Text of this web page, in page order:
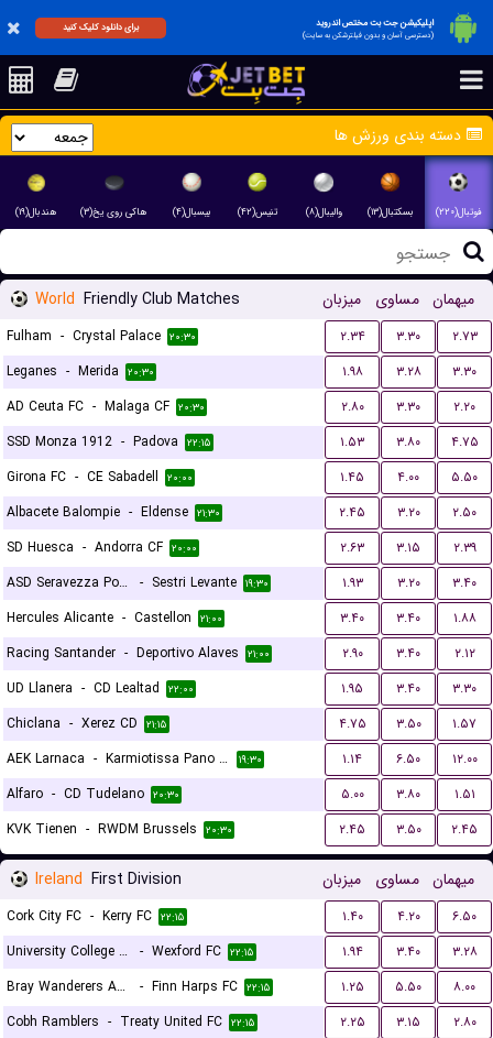
اپلیکیشن جت بت مختص اندروید
(دسترسی آسان و بدون فیلترشکن به سایت)
برای دانلود کلیک کنید
دسته بندی ورزش ها
فوتبال(۲۲۰) بسکتبال(۱۳) والیبال(۸) تنیس(۴۲) بیسبال(۴) هاکی روی یخ(۳) هندبال(۱۹)
World Friendly Club Matches میزبان مساوی میهمان
Fulham - Crystal Palace ۲۰:۳۰ ۲.۳۴ ۳.۳۰
۲.۷۳
Leganes - Merida ۲۰:۳۰ ۱.۹۸ ۳.۲۸
۳.۳۰
AD Ceuta FC - Malaga CF ۲۰:۳۰ ۲.۸۰ ۳.۳۰
۲.۲۰
SSD Monza 1912 - Padova ۲۲:۱۵ ۱.۵۳ ۳.۸۰
۴.۷۵
Girona FC - CE Sabadell ۲۰:۰۰ ۱.۴۵ ۴.۰۰
۵.۵۰
Albacete Balompie - Eldense ۲۱:۳۰ ۲.۴۵ ۳.۲۰
۲.۵۰
SD Huesca - Andorra CF ۲۰:۰۰ ۲.۶۳ ۳.۱۵
۲.۳۹
ASD Seravezza Pozzi Calcio
- Sestri Levante ۱۹:۳۰ ۱.۹۳ ۳.۲۰
۳.۴۰
Hercules Alicante - Castellon ۲۱:۰۰ ۳.۴۰ ۳.۴۰
۱.۸۸
Racing Santander - Deportivo Alaves ۲۱:۰۰ ۲.۹۰ ۳.۴۰
۲.۱۲
UD Llanera - CD Lealtad ۲۲:۰۰ ۱.۹۵ ۳.۴۰
۳.۳۰
Chiclana - Xerez CD ۲۱:۱۵ ۴.۷۵ ۳.۵۰
۱.۵۷
AEK Larnaca - Karmiotissa Pano Polemidion ۱۹:۳۰ ۱.۱۴ ۶.۵۰
۱۲.۰۰
Alfaro - CD Tudelano ۲۰:۳۰ ۵.۰۰ ۳.۸۰
۱.۵۱
KVK Tienen - RWDM Brussels ۲۰:۳۰ ۲.۴۵ ۳.۵۰ ۲.۴۵
Ireland First Division میزبان مساوی میهمان
Cork City FC - Kerry FC ۲۲:۱۵ ۱.۴۰ ۴.۲۰
۶.۵۰
University College Dublin FC
- Wexford FC ۲۲:۱۵ ۱.۹۴ ۳.۴۰
۳.۲۸
Bray Wanderers AFC
- Finn Harps FC ۲۲:۱۵ ۱.۲۵ ۵.۵۰
۸.۰۰
Cobh Ramblers - Treaty United FC ۲۲:۱۵ ۲.۲۵ ۳.۱۵
۲.۸۰